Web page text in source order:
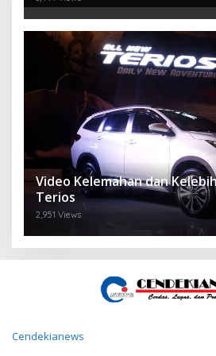
Video Kelemahan dan
Terios
2,951 Views
Cendekianews